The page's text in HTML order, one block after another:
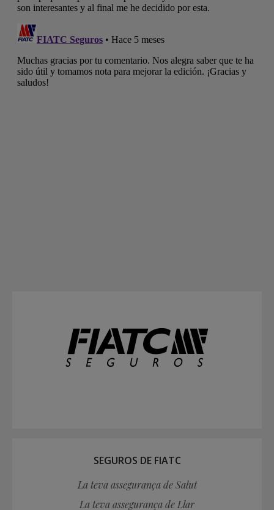
SEGUROS DE FIATC
La teva assegurança de Salut
La teva assegurança de Llar